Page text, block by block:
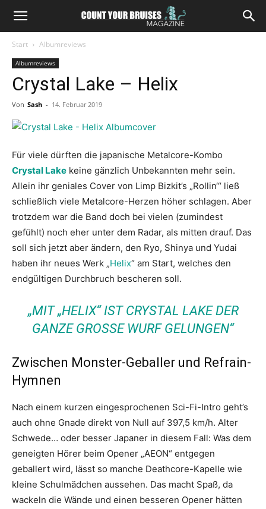
Start Albumreviews
Albumreviews
Crystal Lake – Helix
Von Sash - 14. Februar 2019
Für viele dürften die japanische Metalcore-Kombo
Crystal Lake keine gänzlich Unbekannten mehr sein.
Allein ihr geniales Cover von Limp Bizkit’s „Rollin‘“ ließ
schließlich viele Metalcore-Herzen höher schlagen. Aber
trotzdem war die Band doch bei vielen (zumindest
gefühlt) noch eher unter dem Radar, als mitten drauf. Das
soll sich jetzt aber ändern, den Ryo, Shinya und Yudai
haben ihr neues Werk „Helix“ am Start, welches den
endgültigen Durchbruch bescheren soll.
„MIT „HELIX“ IST CRYSTAL LAKE DER
GANZE GROSSE WURF GELUNGEN“
Zwischen Monster-Geballer und Refrain-
Hymnen
Nach einem kurzen eingesprochenen Sci-Fi-Intro geht’s
auch ohne Gnade direkt von Null auf 397,5 km/h. Alter
Schwede… oder besser Japaner in diesem Fall: Was dem
geneigten Hörer beim Opener „AEON“ entgegen
geballert wird, lässt so manche Deathcore-Kapelle wie
kleine Schulmädchen aussehen. Das macht Spaß, da
wackeln die Wände und einen besseren Opener hätten